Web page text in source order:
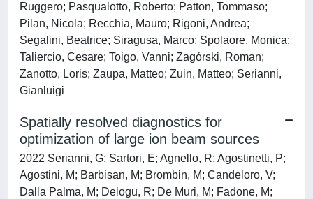
Ruggero; Pasqualotto, Roberto; Patton, Tommaso;
Pilan, Nicola; Recchia, Mauro; Rigoni, Andrea;
Segalini, Beatrice; Siragusa, Marco; Spolaore, Monica;
Taliercio, Cesare; Toigo, Vanni; Zagórski, Roman;
Zanotto, Loris; Zaupa, Matteo; Zuin, Matteo; Serianni,
Gianluigi
Spatially resolved diagnostics for
optimization of large ion beam sources
2022 Serianni, G; Sartori, E; Agnello, R; Agostinetti, P;
Agostini, M; Barbisan, M; Brombin, M; Candeloro, V;
Dalla Palma, M; Delogu, R; De Muri, M; Fadone, M;